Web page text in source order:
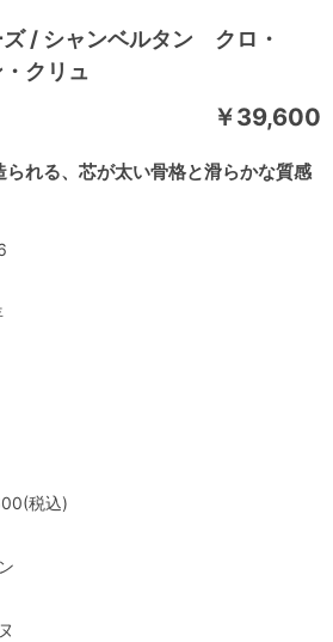
ズ / シャンベルタン クロ・
クリュ
れる、芯が太い骨格と滑らかな質感
￥39,600
税込)